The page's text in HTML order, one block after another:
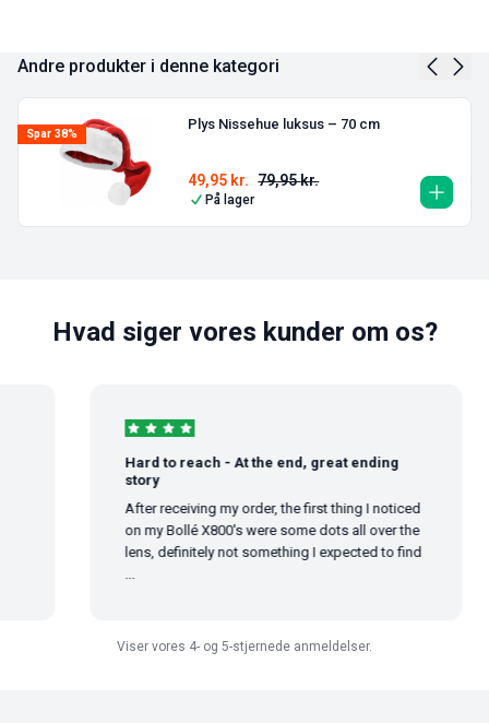
Andre produkter i denne kategori
Spar 38%
Plys Nissehue luksus – 70 cm
79,95kr.
49,95 kr.
På lager
Hvad siger vores kunder om os?
Hard to reach - At the end, great ending
story
After receiving my order, the first thing I noticed
on my Bollé X800's were some dots all over the
lens, definitely not something I expected to find
Viser vores 4- og 5-stjernede anmeldelser.